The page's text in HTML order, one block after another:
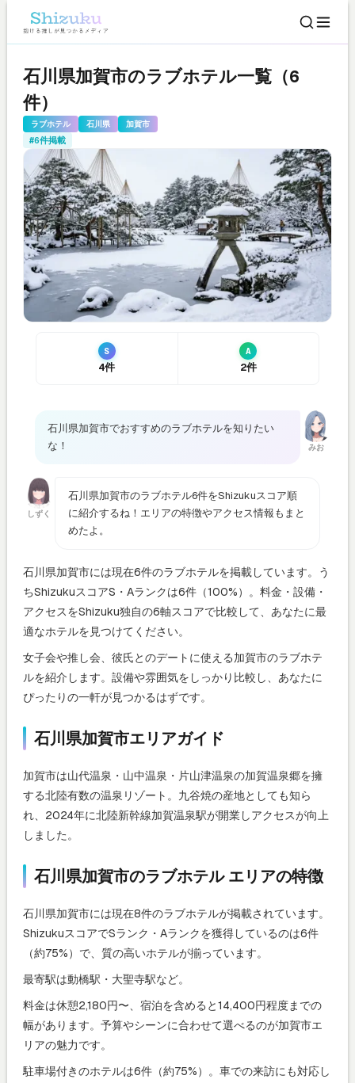
石川県加賀市のラブホテル一覧（6
件）
ラブホテル 石川県 加賀市
#6件掲載
S
4件
A
2件
みお
石川県加賀市でおすすめのラブホテルを知りたい
な！
しずく
石川県加賀市のラブホテル6件をShizukuスコア順
に紹介するね！エリアの特徴やアクセス情報もまと
めたよ。
石川県加賀市には現在6件のラブホテルを掲載しています。う
ちShizukuスコアS・Aランクは6件（100%）。料金・設備・
アクセスをShizuku独自の6軸スコアで比較して、あなたに最
適なホテルを見つけてください。
女子会や推し会、彼氏とのデートに使える加賀市のラブホテ
ルを紹介します。設備や雰囲気をしっかり比較し、あなたに
ぴったりの一軒が見つかるはずです。
石川県加賀市エリアガイド
加賀市は山代温泉・山中温泉・片山津温泉の加賀温泉郷を擁
する北陸有数の温泉リゾート。九谷焼の産地としても知ら
れ、2024年に北陸新幹線加賀温泉駅が開業しアクセスが向上
しました。
石川県加賀市のラブホテル エリアの特徴
石川県加賀市には現在8件のラブホテルが掲載されています。
ShizukuスコアでSランク・Aランクを獲得しているのは6件
（約75%）で、質の高いホテルが揃っています。
最寄駅は動橋駅・大聖寺駅など。
料金は休憩2,180円〜、宿泊を含めると14,400円程度までの
幅があります。予算やシーンに合わせて選べるのが加賀市エ
リアの魅力です。
駐車場付きのホテルは6件（約75%）。車での来訪にも対応し